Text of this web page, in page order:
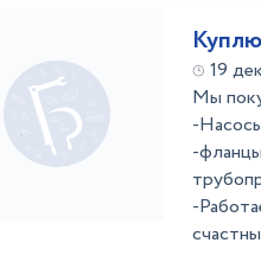
19
Мы
-
-
-